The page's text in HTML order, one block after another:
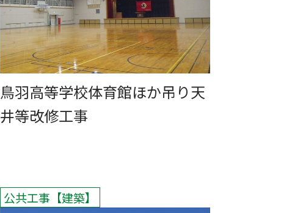
鳥羽高等学校体育館ほか吊り天
井等改修工事
公共工事 建築